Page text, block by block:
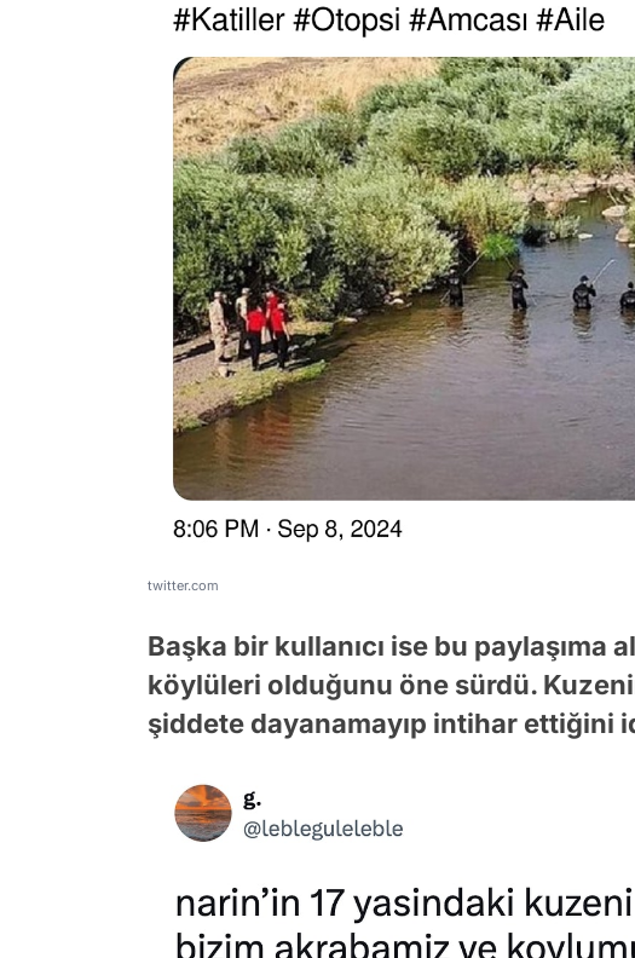
twitter.com
Başka bir kullanıcı ise bu paylaşıma
köylüleri olduğunu öne sürdü.
şiddete dayanamayıp intihar ettiğini